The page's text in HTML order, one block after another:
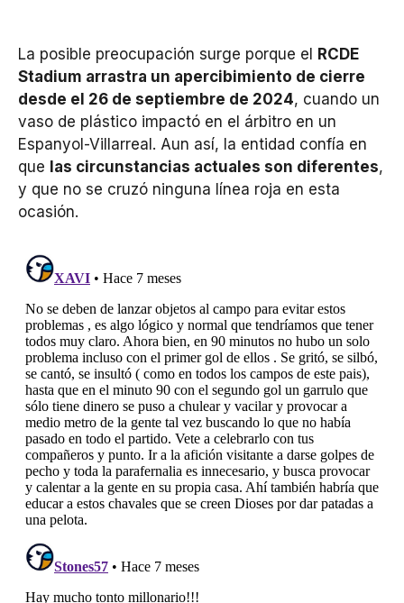
La posible preocupación surge porque el
RCDE
Stadium arrastra un apercibimiento de cierre
desde el 26 de septiembre de 2024, cuando un
vaso de plástico impactó en el árbitro en un
Espanyol-Villarreal. Aun así, la entidad confía en
que las circunstancias actuales son diferentes,
y que no se cruzó ninguna línea roja en esta
ocasión.